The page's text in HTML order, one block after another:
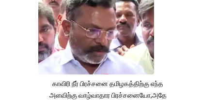
காவிரி நீர் பிரச்சனை தமிழகத்திற்கு எந்த
அளவிற்கு வாழ்வாதார பிரச்சனையோ,அதே